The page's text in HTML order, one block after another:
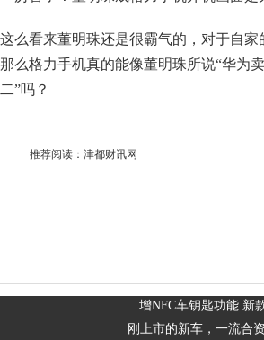
这么看来董明珠还是很霸气的，对于自家
那么格力手机真的能像董明珠所说“华为
二”吗？
推荐阅读： 津都财讯网
增NFC车钥匙功能 新
刚上市的新车，一流合